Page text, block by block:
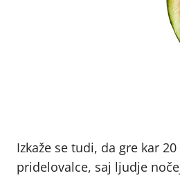
Izkaže se tudi, da gre kar
pridelovalce, saj ljudje